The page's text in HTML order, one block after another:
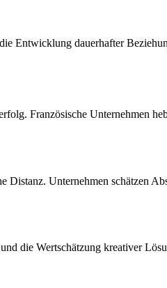
Entwicklung dauerhafter
Französische Unternehmen
Distanz. Unternehmen schätzen
die Wertschätzung kreativer